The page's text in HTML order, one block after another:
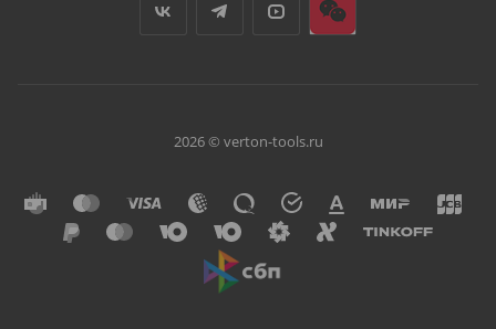
2026 © verton-tools.ru